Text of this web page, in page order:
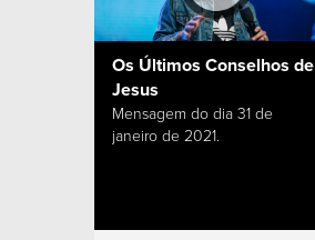
Os Últimos Conselhos de
Jesus
Mensagem do dia 31 de
janeiro de 2021.